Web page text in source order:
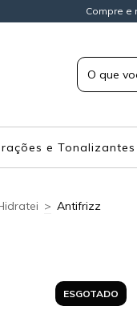
Compre e
e Tonalizantes
> Antifrizz
ESGOTADO